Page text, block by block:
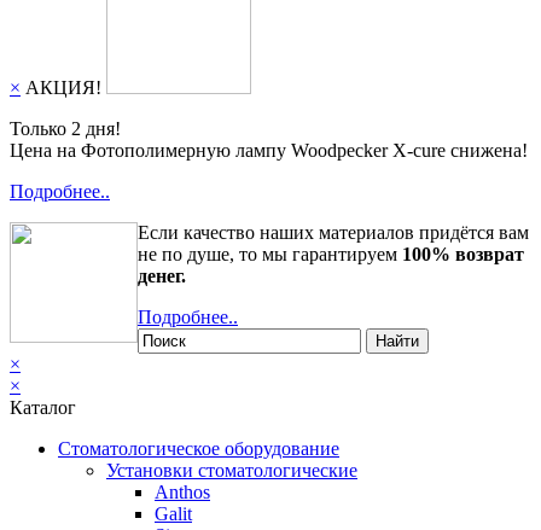
× АКЦИЯ!
Только 2 дня!
Цена на Фотополимерную лампу Woodpecker X-cure снижена!
Подробнее..
Если качество наших материалов придётся вам
не по душе, то мы гарантируем 100% возврат
денег.
Подробнее..
Найти
×
×
Каталог
Стоматологическое оборудование
Установки стоматологические
Anthos
Galit